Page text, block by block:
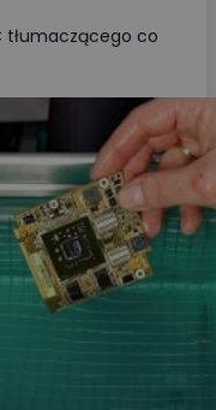
tłumaczącego co